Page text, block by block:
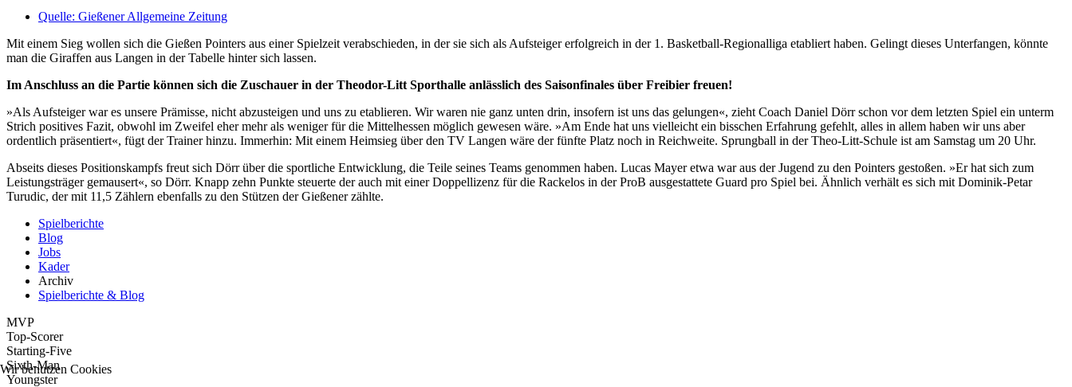
Quelle: Gießener Allgemeine Zeitung
Mit einem Sieg wollen sich die Gießen Pointers aus einer Spielzeit verabschieden, in der sie sich als Aufsteiger erfolgreich in der 1. Basketball-Regionalliga etabliert haben. Gelingt dieses Unterfangen, könnte
man die Giraffen aus Langen in der Tabelle hinter sich lassen.
Im Anschluss an die Partie können sich die Zuschauer in der Theodor-Litt Sporthalle anlässlich des Saisonfinales über Freibier freuen!
»Als Aufsteiger war es unsere Prämisse, nicht abzusteigen und uns zu etablieren. Wir waren nie ganz unten drin, insofern ist uns das gelungen«, zieht Coach Daniel Dörr schon vor dem letzten Spiel ein unterm
Strich positives Fazit, obwohl im Zweifel eher mehr als weniger für die Mittelhessen möglich gewesen wäre. »Am Ende hat uns vielleicht ein bisschen Erfahrung gefehlt, alles in allem haben wir uns aber
ordentlich präsentiert«, fügt der Trainer hinzu. Immerhin: Mit einem Heimsieg über den TV Langen wäre der fünfte Platz noch in Reichweite. Sprungball in der Theo-Litt-Schule ist am Samstag um 20 Uhr.
Abseits dieses Positionskampfs freut sich Dörr über die sportliche Entwicklung, die Teile seines Teams genommen haben. Lucas Mayer etwa war aus der Jugend zu den Pointers gestoßen. »Er hat sich zum
Leistungsträger gemausert«, so Dörr. Knapp zehn Punkte steuerte der auch mit einer Doppellizenz für die Rackelos in der ProB ausgestattete Guard pro Spiel bei. Ähnlich verhält es sich mit Dominik-Petar
Turudic, der mit 11,5 Zählern ebenfalls zu den Stützen der Gießener zählte.
Spielberichte
Blog
Jobs
Kader
Archiv
Spielberichte & Blog
MVP
Top-Scorer
Starting-Five
Sixth-Man
Youngster
Wir benutzen Cookies